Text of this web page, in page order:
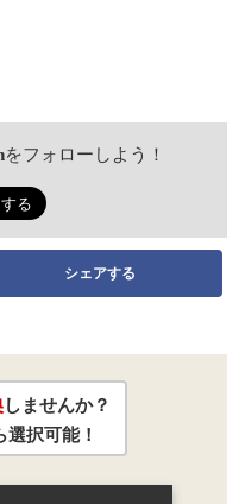
をフォローしよう！
シェアする
しませんか？
選択可能！